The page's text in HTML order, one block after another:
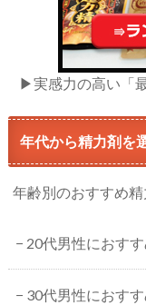
▶実感力の高い「
年代から精力剤を
年齢別のおすすめ精
20代男性におす
30代男性におす